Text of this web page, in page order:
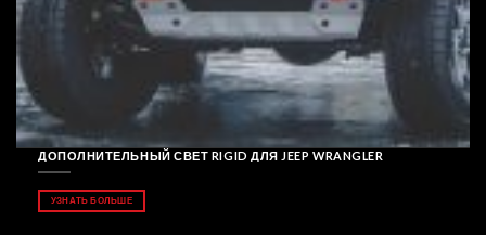
ДОПОЛНИТЕЛЬНЫЙ СВЕТ RIGID ДЛЯ JEEP WRANGLER
УЗНАТЬ БОЛЬШЕ